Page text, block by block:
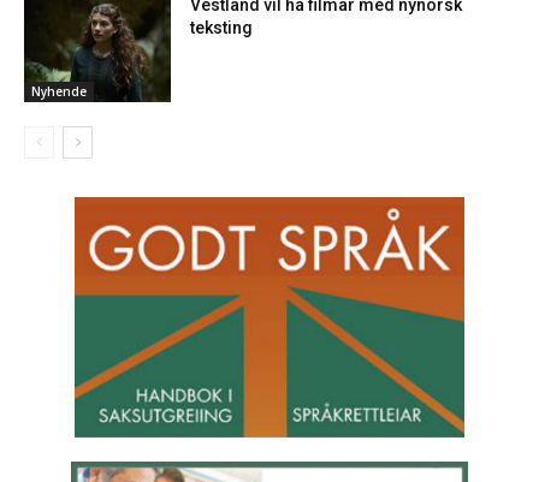
Nyhende
Vestland vil ha filmar med nynorsk
teksting